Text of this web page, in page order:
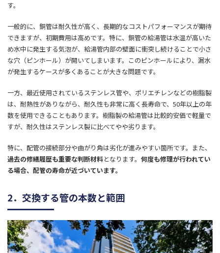
す。
一般的に、銅管は耐久性が高く、長期的なコストパフォーマンスが期待
できますが、初期費用は高めです。特に、銅管の給湯管は水温が高いた
め水中に発生する気泡が、給湯管内部の壁面に衝突し続けることで小さ
な穴（ピンホール）が開いてしまいます。このピンホールにより、漏水
が発生するケースが多くあることが大きな問題です。
一方、最近使用されているステンレス管や、ポリエチレンなどの樹脂製
は、耐熱性がありながら、耐久性も非常に高く長寿命で、50年以上の年
数を使用できることもあります。樹脂製の給湯管は比較的安価で軽量で
すが、耐久性はステンレス製に比べてやや劣ります。
特に、配管の接続部分や曲がり角は劣化が進みやすい箇所です。また、
過去の修繕履歴も重要な判断材料となります。 何度も修理が行われてい
る場合、配管の寿命が近づいています。
2．交換する管の本数と範囲